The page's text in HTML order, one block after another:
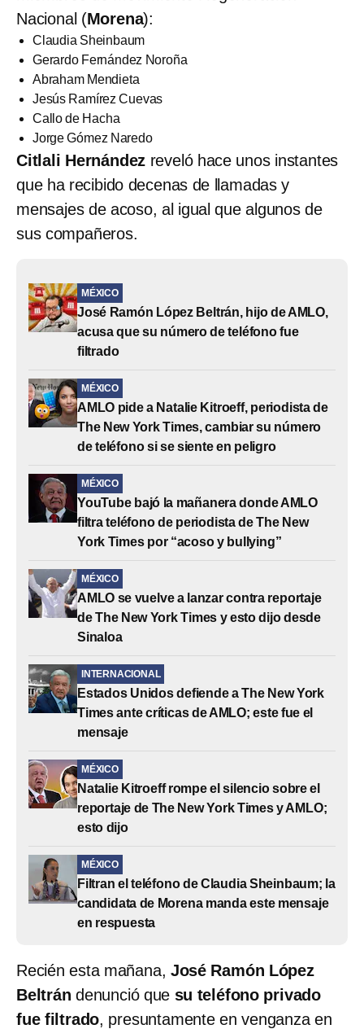
Nacional (Morena):
Claudia Sheinbaum
Gerardo Fernández Noroña
Abraham Mendieta
Jesús Ramírez Cuevas
Callo de Hacha
Jorge Gómez Naredo
Citlali Hernández reveló hace unos instantes
que ha recibido decenas de llamadas y
mensajes de acoso, al igual que algunos de
sus compañeros.
MÉXICO
José Ramón López Beltrán, hijo de AMLO,
acusa que su número de teléfono fue
filtrado
MÉXICO
AMLO pide a Natalie Kitroeff, periodista de
The New York Times, cambiar su número
de teléfono si se siente en peligro
MÉXICO
YouTube bajó la mañanera donde AMLO
filtra teléfono de periodista de The New
York Times por “acoso y bullying”
MÉXICO
AMLO se vuelve a lanzar contra reportaje
de The New York Times y esto dijo desde
Sinaloa
INTERNACIONAL
Estados Unidos defiende a The New York
Times ante críticas de AMLO; este fue el
mensaje
MÉXICO
Natalie Kitroeff rompe el silencio sobre el
reportaje de The New York Times y AMLO;
esto dijo
MÉXICO
Filtran el teléfono de Claudia Sheinbaum; la
candidata de Morena manda este mensaje
en respuesta
Recién esta mañana, José Ramón López
Beltrán denunció que su teléfono privado
fue filtrado, presuntamente en venganza en